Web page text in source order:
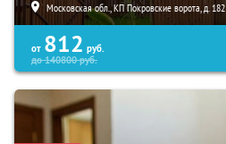
Московская обл., КП Покровские ворота, д. 182
от 812 руб.
до140800руб.